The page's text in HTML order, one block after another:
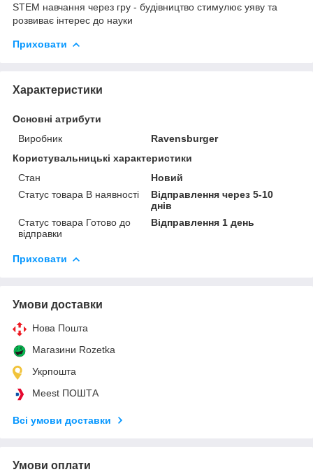
STEM навчання через гру - будівництво стимулює уяву та
розвиває інтерес до науки
Приховати
Характеристики
Основні атрибути
Виробник
Ravensburger
Користувальницькі характеристики
Стан
Новий
Статус товара В наявності
Відправлення через 5-10
днів
Статус товара Готово до
відправки
Відправлення 1 день
Приховати
Умови доставки
Нова Пошта
Магазини Rozetka
Укрпошта
Meest ПОШТА
Всі умови доставки
Умови оплати